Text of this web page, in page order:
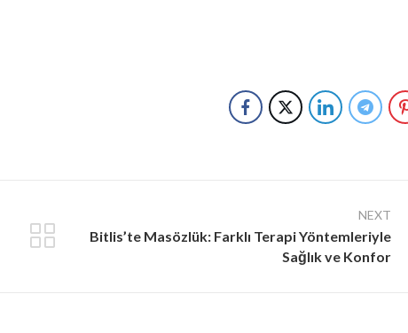
NEXT
Bitlis’te Masözlük: Farklı Terapi Yöntemleriyle
Sağlık ve Konfor